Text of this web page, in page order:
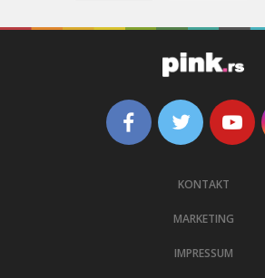
KONTAKT
MARKETING
IMPRESSUM